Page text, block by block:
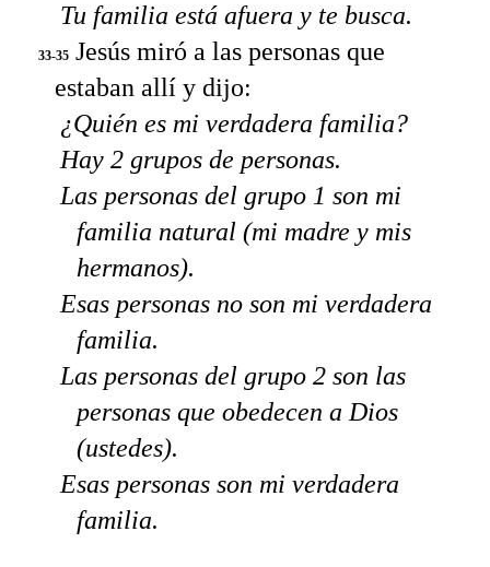
Tu familia está afuera y te busca.
33-35 Jesús miró a las personas que
estaban allí y dijo:
¿Quién es mi verdadera familia?
Hay 2 grupos de personas.
Las personas del grupo 1 son mi
familia natural (mi madre y mis
hermanos).
Esas personas no son mi verdadera
familia.
Las personas del grupo 2 son las
personas que obedecen a Dios
(ustedes).
Esas personas son mi verdadera
familia.